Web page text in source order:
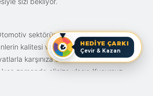
HEDİYE ÇARKI
Çevir & Kazan
sektörünün en çok
kalitesi ve bunun fiyat karşılığı
karşınıza bir fırsat olarak
zamanda elinize ulaşır. Kusursuz